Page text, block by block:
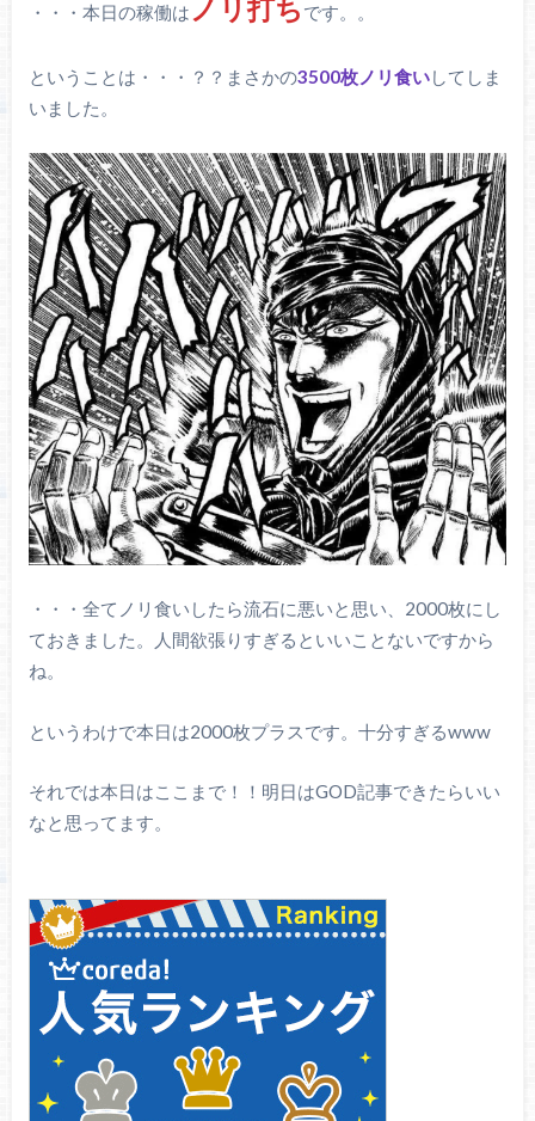
・・・本日の稼働は ノリ打ち です。。
ということは・・・？？まさかの3500枚ノリ食いしてしま
いました。
・・・全てノリ食いしたら流石に悪いと思い、2000枚にし
ておきました。人間欲張りすぎるといいことないですから
ね。
というわけで本日は2000枚プラスです。十分すぎるwww
それでは本日はここまで！！明日はGOD記事できたらいい
なと思ってます。